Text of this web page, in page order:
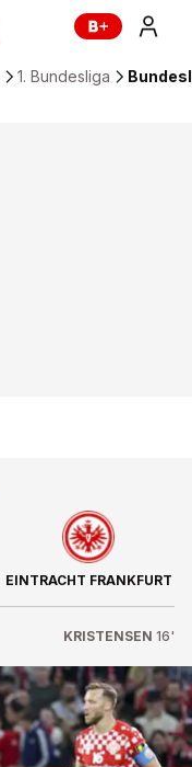
1. Bundesliga
EINTRACHT FRANKFURT
KRISTENSEN 16'